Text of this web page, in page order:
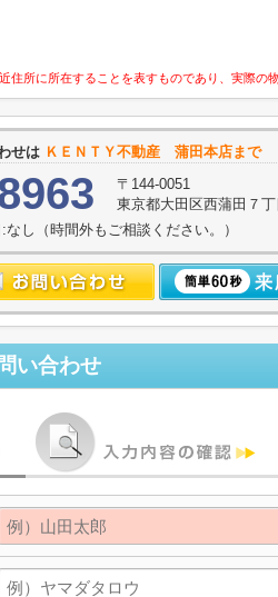
所に所在することを表すものであり、実際の
せは ＫＥＮＴＹ不動産 蒲田本店まで
〒144-0051
東京都大田区西蒲田７丁
し（時間外もご相談ください。）
い合わせ